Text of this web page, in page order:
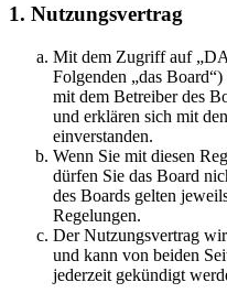
1. Nutzungsvertrag
Mit dem Zugriff auf
Folgenden „das
mit dem Betreiber des
und erklären sich mit
einverstanden.
Wenn Sie mit diesen
dürfen Sie das Board
des Boards gelten
Regelungen.
Der Nutzungsvertrag
und kann von beiden
jederzeit gekündigt